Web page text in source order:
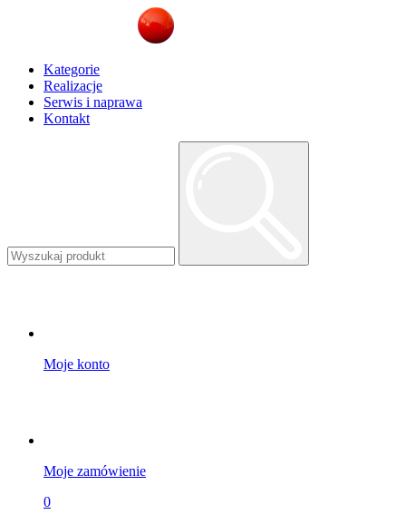
Kategorie
Realizacje
Serwis i naprawa
Kontakt
Moje konto
Moje zamówienie
0